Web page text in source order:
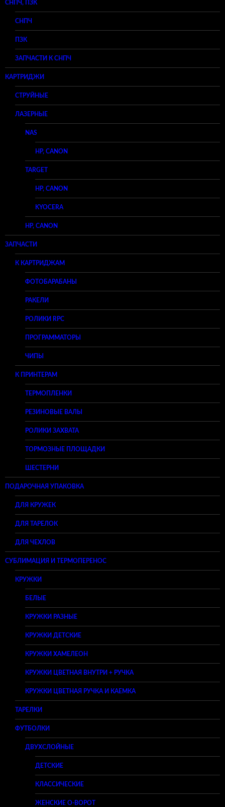
СНПЧ, ПЗК
СНПЧ
ПЗК
ЗАПЧАСТИ К СНПЧ
КАРТРИДЖИ
СТРУЙНЫЕ
ЛАЗЕРНЫЕ
NAS
HP, CANON
TARGET
HP, CANON
KYOCERA
HP, CANON
ЗАПЧАСТИ
К КАРТРИДЖАМ
ФОТОБАРАБАНЫ
РАКЕЛИ
РОЛИКИ RPC
ПРОГРАММАТОРЫ
ЧИПЫ
К ПРИНТЕРАМ
ТЕРМОПЛЕНКИ
РЕЗИНОВЫЕ ВАЛЫ
РОЛИКИ ЗАХВАТА
ТОРМОЗНЫЕ ПЛОЩАДКИ
ШЕСТЕРНИ
ПОДАРОЧНАЯ УПАКОВКА
ДЛЯ КРУЖЕК
ДЛЯ ТАРЕЛОК
ДЛЯ ЧЕХЛОВ
СУБЛИМАЦИЯ И ТЕРМОПЕРЕНОС
КРУЖКИ
БЕЛЫЕ
КРУЖКИ РАЗНЫЕ
КРУЖКИ ДЕТСКИЕ
КРУЖКИ ХАМЕЛЕОН
КРУЖКИ ЦВЕТНАЯ ВНУТРИ + РУЧКА
КРУЖКИ ЦВЕТНАЯ РУЧКА И КАЕМКА
ТАРЕЛКИ
ФУТБОЛКИ
ДВУХСЛОЙНЫЕ
ДЕТСКИЕ
КЛАССИЧЕСКИЕ
ЖЕНСКИЕ O-ВОРОТ